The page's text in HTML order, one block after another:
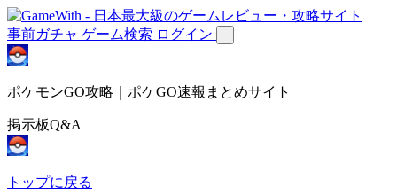
事前ガチャ ゲーム検索 ログイン
ポケモンGO攻略｜ポケGO速報まとめサイト
掲示板Q&A
トップに戻る